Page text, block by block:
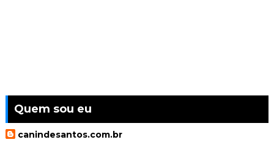
Quem sou eu
canindesantos.com.br